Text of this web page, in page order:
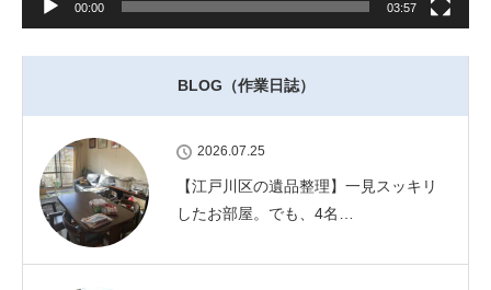
00:00 03:57
BLOG（作業日誌）
2026.07.25
【江戸川区の遺品整理】一見スッキリ
したお部屋。でも、4名…